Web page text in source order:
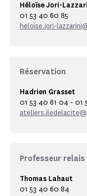
Héloïse Jori-
01 53 40 60 85
heloise.jori-
Réservation
Hadrien Grasset
01 53 40 61 04 - 01
Professeur relais
Thomas Lahaut
01 53 40 60 84